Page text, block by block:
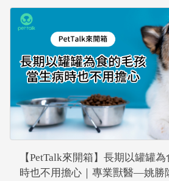
【PetTalk來開箱】長期以罐罐
時也不用擔心｜專業獸醫—姚勝